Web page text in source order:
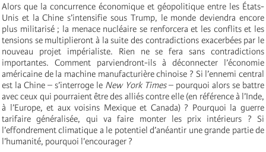
Alors que la concurrence économique et géopolitique entre les États-
Unis et la Chine s’intensifie sous Trump, le monde deviendra encore
plus militarisé ; la menace nucléaire se renforcera et les conflits et les
tensions se multiplieront à la suite des contradictions exacerbées par le
nouveau projet impérialiste. Rien ne se fera sans contradictions
importantes. Comment parviendront-ils à déconnecter l’économie
américaine de la machine manufacturière chinoise ? Si l’ennemi central
est la Chine – s’interroge le New York Times– pourquoi alors se battre
avec ceux qui pourraient être des alliés contre elle (en référence à l’Inde,
à l’Europe, et aux voisins Mexique et Canada) ? Pourquoi la guerre
tarifaire généralisée, qui va faire monter les prix intérieurs ? Si
l’effondrement climatique a le potentiel d’anéantir une grande partie de
l’humanité, pourquoi l’encourager ?